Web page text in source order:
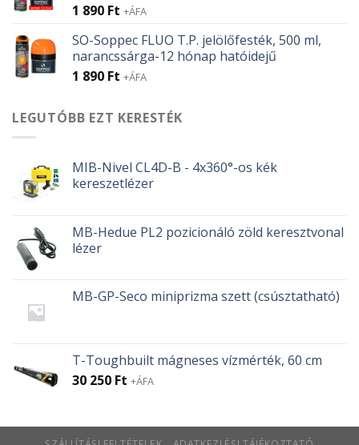
1 890 Ft +ÁFA
SO-Soppec FLUO T.P. jelölőfesték, 500 ml,
narancssárga-12 hónap hatóidejű
1 890 Ft +ÁFA
LEGUTÓBB EZT KERESTÉK
MIB-Nivel CL4D-B - 4x360°-os kék
kereszetlézer
MB-Hedue PL2 pozicionáló zöld keresztvonal
lézer
MB-GP-Seco miniprizma szett (csúsztatható)
T-Toughbuilt mágneses vízmérték, 60 cm
30 250 Ft +ÁFA